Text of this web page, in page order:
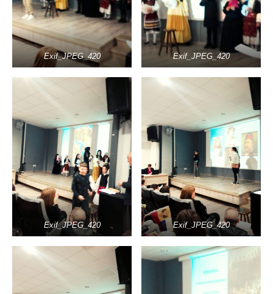
Exif_JPEG_420 Exif_JPEG_420
Exif_JPEG_420 Exif_JPEG_420